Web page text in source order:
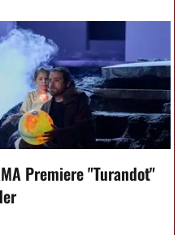
Premiere "Turandot"